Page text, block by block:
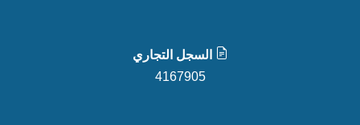
السجل التجاري
4167905